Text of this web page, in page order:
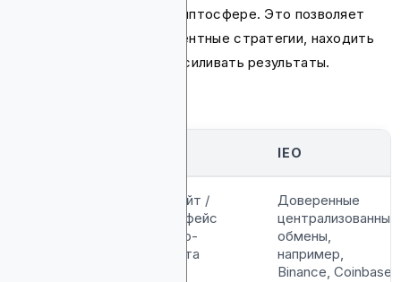
контент-маркетинге в криптосфере. Это позволяет
вам оценивать ваши контентные стратегии, находить
способы их улучшения и усиливать результаты.
IEO
Вебсайт /
интерфейс
крипто-
проекта
Доверенные
централизованные
обмены,
например,
Binance, Coinbase